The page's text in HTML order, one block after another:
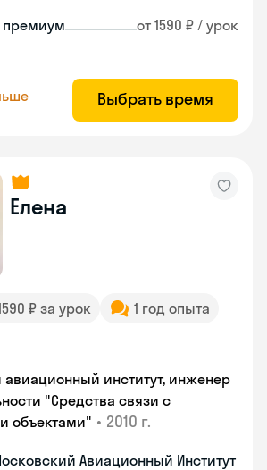
премиум от 1590 ₽ / урок
Выбрать время
Елена
₽ за урок
1 год опыта
институт, инженер
"Средства связи с
объектами" • 2010 г.
Авиационный Институт